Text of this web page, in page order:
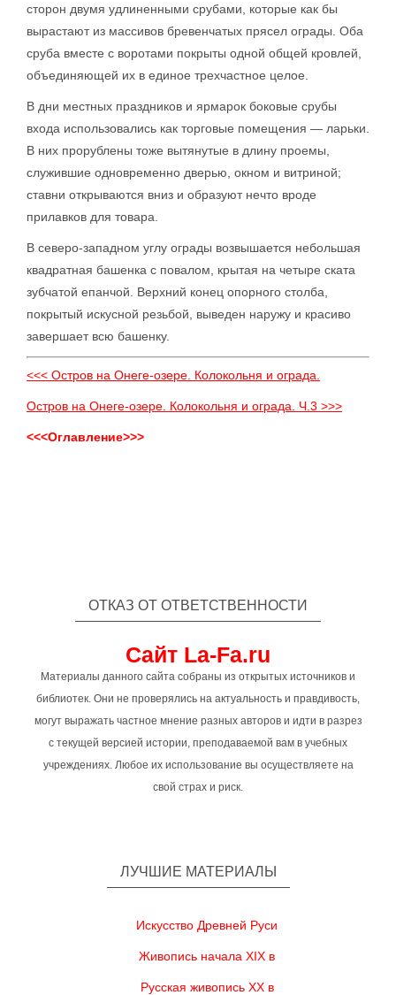
сторон двумя удлиненными срубами, которые как бы
вырастают из массивов бревенчатых прясел ограды. Оба
сруба вместе с воротами покрыты одной общей кровлей,
объединяющей их в единое трехчастное целое.
В дни местных праздников и ярмарок боковые срубы
входа использовались как торговые помещения — ларьки.
В них прорублены тоже вытянутые в длину проемы,
служившие одновременно дверью, окном и витриной;
ставни открываются вниз и образуют нечто вроде
прилавков для товара.
В северо-западном углу ограды возвышается небольшая
квадратная башенка с повалом, крытая на четыре ската
зубчатой епанчой. Верхний конец опорного столба,
покрытый искусной резьбой, выведен наружу и красиво
завершает всю башенку.
<<< Остров на Онеге-озере. Колокольня и ограда.
Остров на Онеге-озере. Колокольня и ограда. Ч.3 >>>
<<<Оглавление>>>
ОТКАЗ ОТ ОТВЕТСТВЕННОСТИ
Сайт La-Fa.ru
Материалы данного сайта собраны из открытых источников и
библиотек. Они не проверялись на актуальность и правдивость,
могут выражать частное мнение разных авторов и идти в разрез
с текущей версией истории, преподаваемой вам в учебных
учреждениях. Любое их использование вы осуществляете на
свой страх и риск.
ЛУЧШИЕ МАТЕРИАЛЫ
Искусство Древней Руси
Живопись начала XIX в
Русская живопись XX в